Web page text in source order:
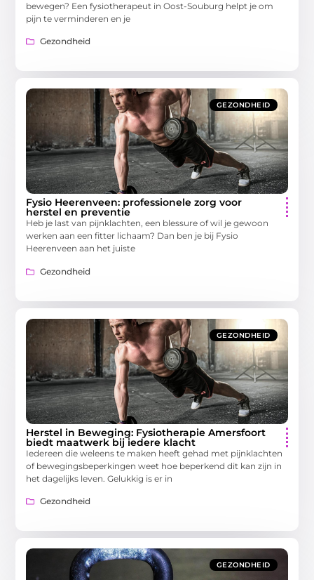
bewegen? Een fysiotherapeut in Oost-Souburg helpt je om
pijn te verminderen en je
Gezondheid
GEZONDHEID
Fysio Heerenveen: professionele zorg voor
herstel en preventie
Heb je last van pijnklachten, een blessure of wil je gewoon
werken aan een fitter lichaam? Dan ben je bij Fysio
Heerenveen aan het juiste
Gezondheid
GEZONDHEID
Herstel in Beweging: Fysiotherapie Amersfoort
biedt maatwerk bij iedere klacht
Iedereen die weleens te maken heeft gehad met pijnklachten
of bewegingsbeperkingen weet hoe beperkend dit kan zijn in
het dagelijks leven. Gelukkig is er in
Gezondheid
GEZONDHEID